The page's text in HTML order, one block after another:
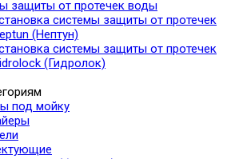
защиты от протечек воды
системы защиты от протечек
(Нептун)
системы защиты от протечек
(Гидролок)
под мойку